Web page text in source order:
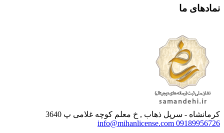
نمادهای ما
کرمانشاه - سرپل ذهاب , خ معلم کوچه غلامی پ 3640
09189956726
info@mihanlicense.com